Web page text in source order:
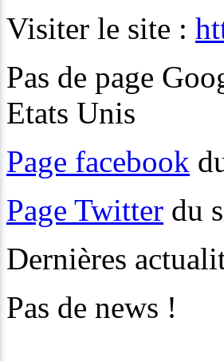
Visiter le site :
Pas de page
Etats Unis
Page facebook
Page Twitter du
Dernières
Pas de news !